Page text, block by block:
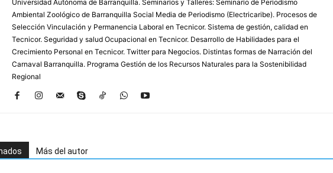
Universidad Autónoma de Barranquilla. Seminarios y Talleres: Seminario de Periodismo
Ambiental Zoológico de Barranquilla Social Media de Periodismo (Electricaribe). Procesos de
Selección Vinculación y Permanencia Laboral en Tecnicor. Sistema de gestión, calidad en
Tecnicor. Seguridad y salud Ocupacional en Tecnicor. Desarrollo de Habilidades para el
Crecimiento Personal en Tecnicor. Twitter para Negocios. Distintas formas de Narración del
Carnaval Barranquilla. Programa Gestión de los Recursos Naturales para la Sostenibilidad
Regional
Más del autor